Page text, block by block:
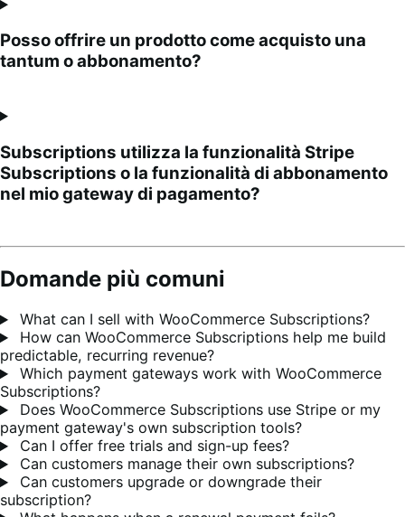
Posso offrire un prodotto come acquisto una
tantum o abbonamento?
Subscriptions utilizza la funzionalità Stripe
Subscriptions o la funzionalità di abbonamento
nel mio gateway di pagamento?
Domande più comuni
What can I sell with WooCommerce Subscriptions?
How can WooCommerce Subscriptions help me build
predictable, recurring revenue?
Which payment gateways work with WooCommerce
Subscriptions?
Does WooCommerce Subscriptions use Stripe or my
payment gateway's own subscription tools?
Can I offer free trials and sign-up fees?
Can customers manage their own subscriptions?
Can customers upgrade or downgrade their
subscription?